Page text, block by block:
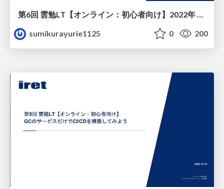
sumikurayurie1125
0 200